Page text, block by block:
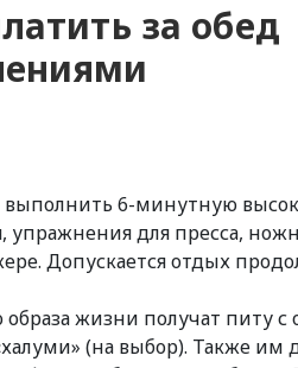
за обед
6-минутную
упражнения для пресса,
Допускается отдых
жизни получат питу
(на выбор). Также им